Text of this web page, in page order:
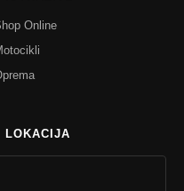
Online
LOKACIJA